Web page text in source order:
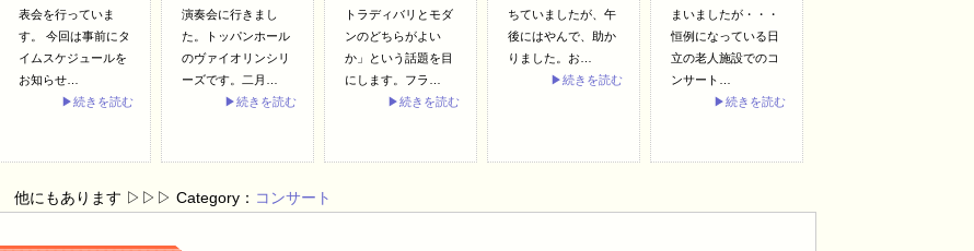
表会を行っていま
す。 今回は事前にタ
イムスケジュールを
お知らせ…
▶続きを読む
演奏会に行きまし
た。トッパンホール
のヴァイオリンシリ
ーズです。二月…
▶続きを読む
トラディバリとモダ
ンのどちらがよい
か」という話題を目
にします。フラ…
▶続きを読む
ちていましたが、午
後にはやんで、助か
りました。お…
▶続きを読む
まいましたが・・・
恒例になっている日
立の老人施設でのコ
ンサート…
▶続きを読む
他にもあります ▷▷▷ Category： コンサート